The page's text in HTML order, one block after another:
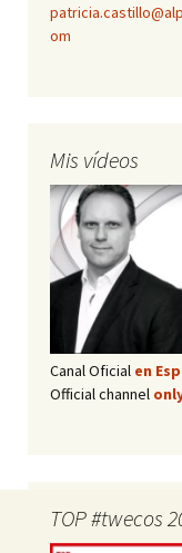
om
Mis vídeos
Canal Oficial en
Official channel
TOP #twecos